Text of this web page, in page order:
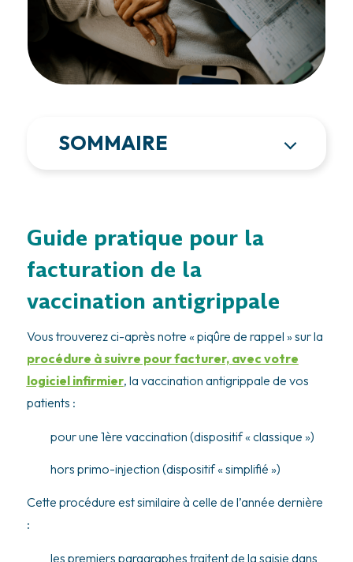
SOMMAIRE
Guide pratique pour la
facturation de la
vaccination antigrippale
Vous trouverez ci-après notre « piqûre de rappel » sur la
procédure à suivre pour facturer, avec votre
logiciel infirmier, la vaccination antigrippale de vos
patients :
pour une 1ère vaccination (dispositif « classique »)
hors primo-injection (dispositif « simplifié »)
Cette procédure est similaire à celle de l’année dernière
:
les premiers paragraphes traitent de la saisie dans